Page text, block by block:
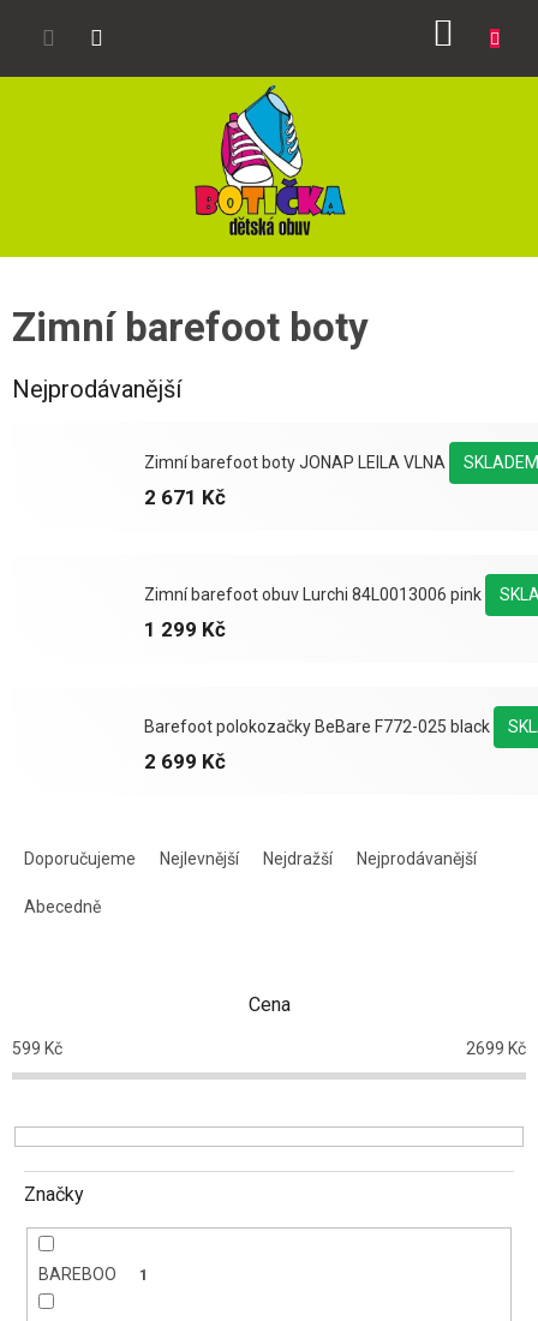
Zimní barefoot boty
Nejprodávanější
Zimní barefoot boty JONAP LEILA VLNA
2 671 Kč
Zimní barefoot obuv Lurchi 84L0013006 pink
1 299 Kč
Barefoot polokozačky BeBare F772-025 black
2 699 Kč
o
d
k
t
Doporučujeme Nejlevnější Nejdražší Nejprodávanější
Abecedně
Cena
599 Kč 2699 Kč
Značky
BAREBOO 1